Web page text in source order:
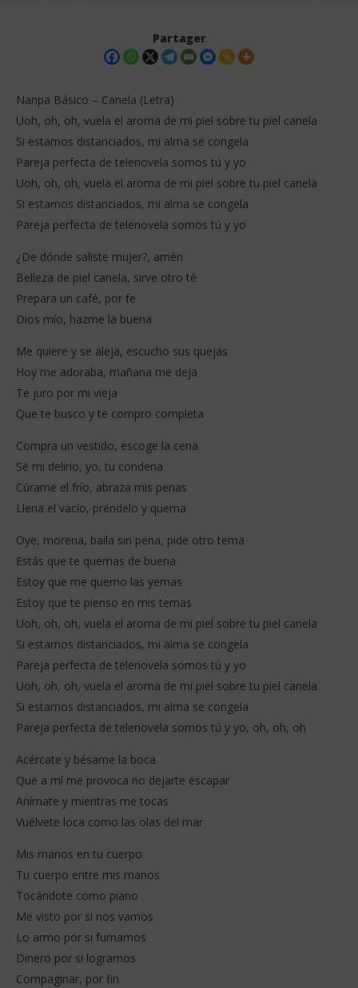
NOW VIEWING
Nanpa Básico – Canela (Letra)
17
2025
Stone
Partager
Nanpa Básico – Canela (Letra)
Uoh, oh, oh, vuela el aroma de mi piel sobre tu piel canela
Si estamos distanciados, mi alma se congela
Pareja perfecta de telenovela somos tú y yo
Uoh, oh, oh, vuela el aroma de mi piel sobre tu piel canela
Si estamos distanciados, mi alma se congela
Pareja perfecta de telenovela somos tú y yo
¿De dónde saliste mujer?, amén
Belleza de piel canela, sirve otro té
Prepara un café, por fe
Dios mío, hazme la buena
Me quiere y se aleja, escucho sus quejas
Hoy me adoraba, mañana me deja
Te juro por mi vieja
Que te busco y te compro completa
Compra un vestido, escoge la cena
Sé mi delirio, yo, tu condena
Cúrame el frío, abraza mis penas
Llena el vacío, préndelo y quema
Oye, morena, baila sin pena, pide otro tema
Estás que te quemas de buena
Estoy que me quemo las yemas
Estoy que te pienso en mis temas
Uoh, oh, oh, vuela el aroma de mi piel sobre tu piel canela
Si estamos distanciados, mi alma se congela
Pareja perfecta de telenovela somos tú y yo
Uoh, oh, oh, vuela el aroma de mi piel sobre tu piel canela
Si estamos distanciados, mi alma se congela
Pareja perfecta de telenovela somos tú y yo, oh, oh, oh
Acércate y bésame la boca
Que a mí me provoca no dejarte escapar
Anímate y mientras me tocas
Vuélvete loca como las olas del mar
Mis manos en tu cuerpo
Tu cuerpo entre mis manos
Tocándote como piano
Me visto por si nos vamos
Lo armo por si fumamos
Dinero por si logramos
Compaginar, por fin